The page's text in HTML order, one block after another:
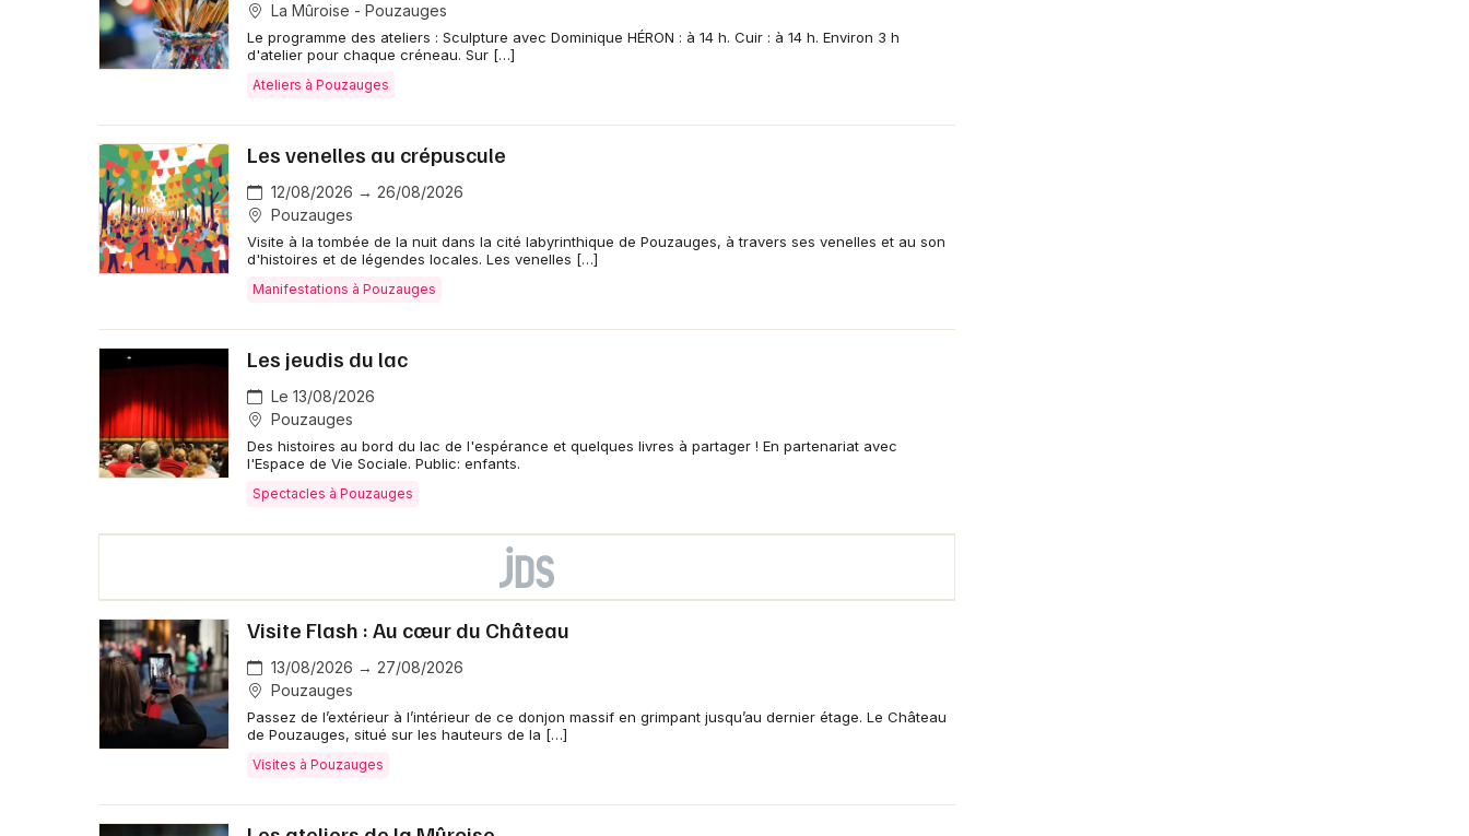
La Mûroise - Pouzauges
Le programme des ateliers : Sculpture avec Dominique HÉRON : à 14 h. Cuir : à 14 h. Environ 3 h
d'atelier pour chaque créneau. Sur […]
Ateliers à Pouzauges
Les venelles au crépuscule
12/08/2026 → 26/08/2026
Pouzauges
Visite à la tombée de la nuit dans la cité labyrinthique de Pouzauges, à travers ses venelles et au son
d'histoires et de légendes locales. Les venelles […]
Manifestations à Pouzauges
Les jeudis du lac
Le 13/08/2026
Pouzauges
Des histoires au bord du lac de l'espérance et quelques livres à partager ! En partenariat avec
l'Espace de Vie Sociale. Public: enfants.
Spectacles à Pouzauges
Visite Flash : Au cœur du Château
13/08/2026 → 27/08/2026
Pouzauges
Passez de l’extérieur à l’intérieur de ce donjon massif en grimpant jusqu’au dernier étage. Le Château
de Pouzauges, situé sur les hauteurs de la […]
Visites à Pouzauges